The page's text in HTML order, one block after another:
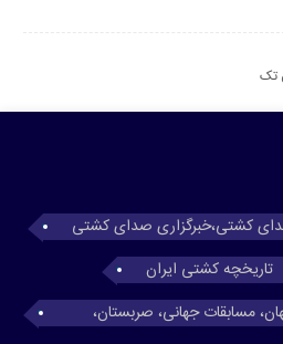
تک
کشتی،خبرگزاری صدای کشتی
تاریخچه کشتی ایران
مسابقات جهانی، صربستان،